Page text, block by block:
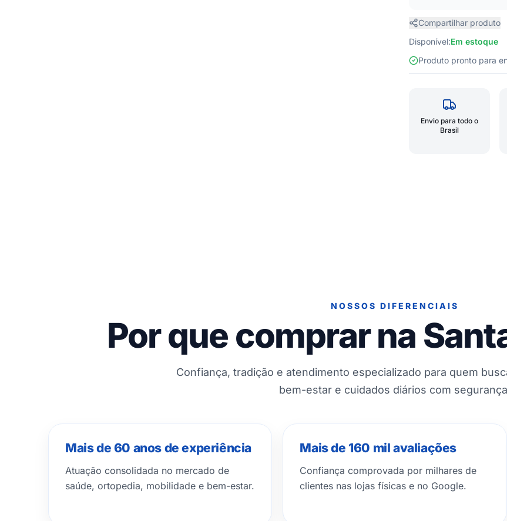
Compartilhar produto
Disponível:Em estoque
Produto pronto para
Envio para todo o
Brasil
NOSSOS DIFERENCIAIS
Por que comprar na
Confiança, tradição e atendimento especializado para quem
bem-estar e cuidados diários com
Mais de 60 anos de experiência
Atuação consolidada no mercado de
saúde, ortopedia, mobilidade e bem-estar.
Mais de 160 mil avaliações
Confiança comprovada por milhares de
clientes nas lojas físicas e no Google.